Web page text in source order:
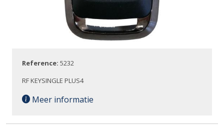
Reference: 5232
RF KEYSINGLE PLUS4
Meer informatie